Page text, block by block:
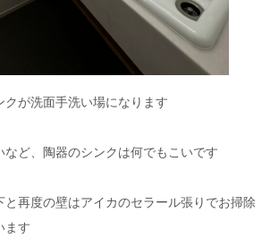
クが洗面手洗い場になります
など、陶器のシンクは何でもこいです
と再度の壁はアイカのセラール張りでお掃除
ます